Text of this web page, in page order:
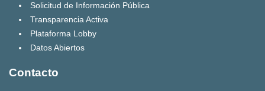
Solicitud de Información Pública
Transparencia Activa
Plataforma Lobby
Datos Abiertos
Contacto